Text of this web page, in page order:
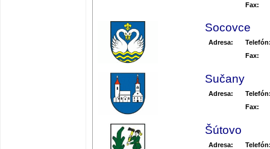
Fax:
Socovce
Adresa:
Fax:
Sučany
Adresa:
Fax:
Šútovo
Adresa: